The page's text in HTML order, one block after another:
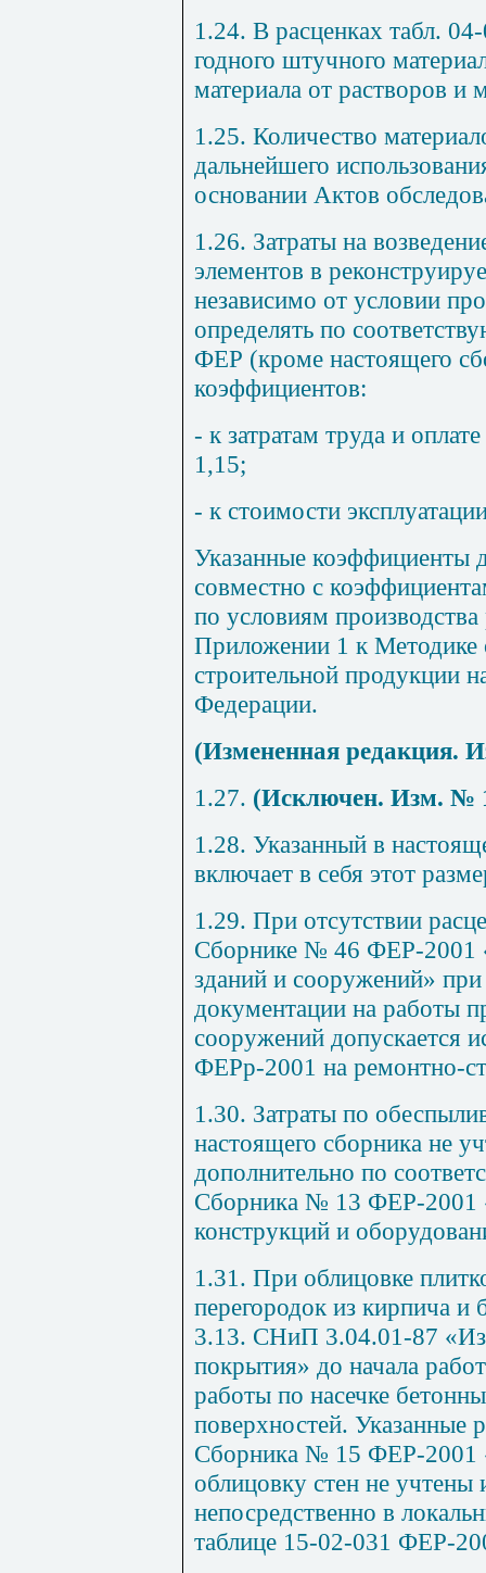
1.24. В расценках табл.
годного штучного
материала от растворов и
1.25. Количество
дальнейшего
основании Актов
1.26. Затраты на
элементов в
независимо от условии
определять по
ФЕР (кроме настоящего
коэффициентов:
- к затратам труда и
1,15;
- к стоимости
Указанные коэффициенты
совместно с
по условиям
Приложении 1 к Методике
строительной продукции
Федерации.
(Измененная редакция.
1.27. (Исключен. Изм. №
1.28. Указанный в
включает в себя этот
1.29. При отсутствии
Сборнике № 46 ФЕР-2001
зданий и сооружений»
документации на работы
сооружений допускается
ФЕРр-2001 на ремонтно-
1.30. Затраты по
настоящего сборника не
дополнительно по
Сборника № 13 ФЕР-2001
конструкций и
1.31. При облицовке
перегородок из кирпича и
3.13. СНиП 3.04.01-87
покрытия» до начала
работы по насечке
поверхностей. Указанные
Сборника № 15 ФЕР-2001
облицовку стен не
непосредственно в
таблице 15-02-031 ФЕР-